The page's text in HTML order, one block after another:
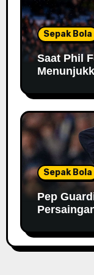
Sepak Bola
Saat Phil
Sepak Bola
Pep